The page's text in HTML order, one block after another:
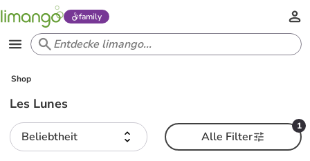
family
Shop
Les Lunes
Beliebtheit
1
Alle Filter